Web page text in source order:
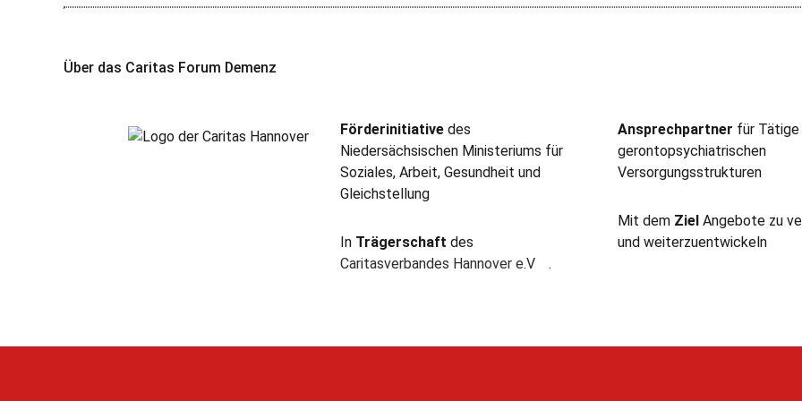
Über das Caritas Forum Demenz
Förderinitiativedes
Niedersächsischen Ministeriums für
Soziales, Arbeit, Gesundheit und
Gleichstellung
In Trägerschaftdes
Caritasverbandes Hannover e.V
.
Ansprechpartner für Tätige
gerontopsychiatrischen
Versorgungsstrukturen
Mit dem Ziel Angebote zu
und weiterzuentwickeln